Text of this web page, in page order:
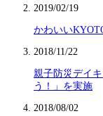
2019/02/19
かわいい
2018/11/22
親子防災デイ
う！」を実施
2018/08/02